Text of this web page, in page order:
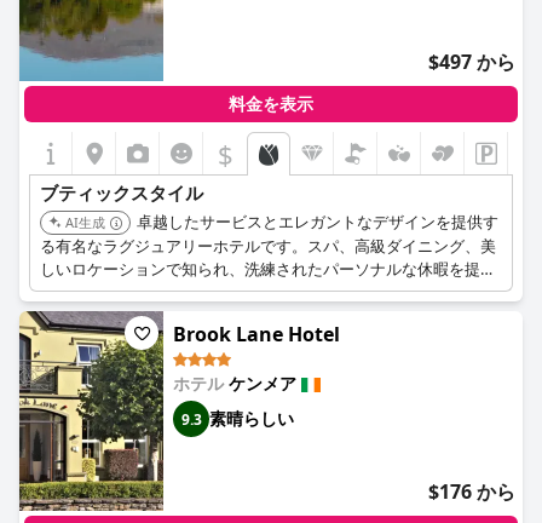
$497 から
料金を表示
$
ブティックスタイル
AI生成
卓越したサービスとエレガントなデザインを提供す
る有名なラグジュアリーホテルです。スパ、高級ダイニング、美
しいロケーションで知られ、洗練されたパーソナルな休暇を提供
します。
Brook Lane Hotel
ホテルケンメア
9.3 素晴らしい
$176 から